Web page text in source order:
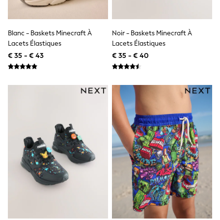
Crocs
Havaianas
Pour Moi
Rayban
Skechers
GIRLS
New In
Trending: Top & Short Sets
THE SET
50 - 92cm
98 - 110cm
116 - 134cm
140 - 174cm
All Clothing
T-Shirts
Dresses
Blanc - Baskets Minecraft À
Lacets Élastiques
€ 35 - € 43
Noir - Baskets Minecraft À
Lacets Élastiques
€ 35 - € 40